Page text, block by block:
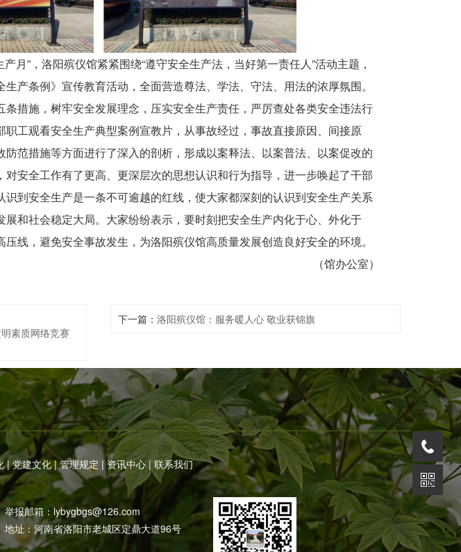
”，洛阳殡仪馆紧紧围绕“遵守安全生产法，当好第一责任人”活动主题，
产条例》宣传教育活动，全面营造尊法、学法、守法、用法的浓厚氛围。
措施，树牢安全发展理念，压实安全生产责任，严厉查处各类安全违法行
工观看安全生产典型案例宣教片，从事故经过，事故直接原因、间接原
范措施等方面进行了深入的剖析，形成以案释法、以案普法、以案促改的
安全工作有了更高、更深层次的思想认识和行为指导，进一步唤起了干部
到安全生产是一条不可逾越的红线，使大家都深刻的认识到安全生产关系
和社会稳定大局。大家纷纷表示，要时刻把安全生产内化于心、外化于
线，避免安全事故发生，为洛阳殡仪馆高质量发展创造良好安全的环境。
（馆办公室）
素质网络竞赛
下一篇：洛阳殡仪馆：服务暖人心 敬业获锦旗
|党建文化|管理规定 | 资讯中心|联系我们
举报邮箱： lybygbgs@126.com
地址：河南省洛阳市老城区定鼎大道96号